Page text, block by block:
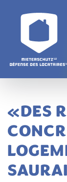
«DES